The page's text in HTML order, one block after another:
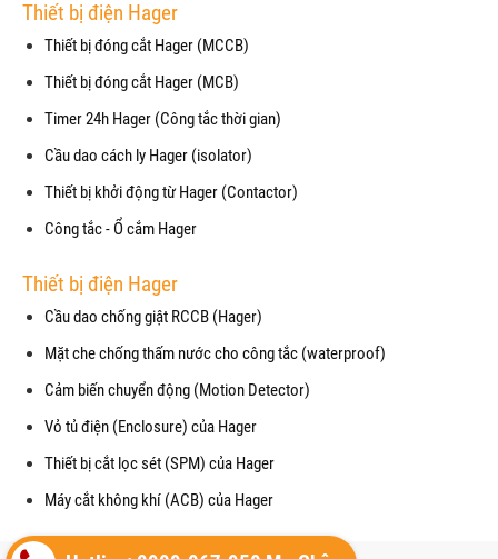
Thiết bị điện Hager
Thiết bị đóng cắt Hager (MCCB)
Thiết bị đóng cắt Hager (MCB)
Timer 24h Hager (Công tắc thời gian)
Cầu dao cách ly Hager (isolator)
Thiết bị khởi động từ Hager (Contactor)
Công tắc - Ổ cắm Hager
Thiết bị điện Hager
Cầu dao chống giật RCCB (Hager)
Mặt che chống thấm nước cho công tắc (waterproof)
Cảm biến chuyển động (Motion Detector)
Vỏ tủ điện (Enclosure) của Hager
Thiết bị cắt lọc sét (SPM) của Hager
Máy cắt không khí (ACB) của Hager